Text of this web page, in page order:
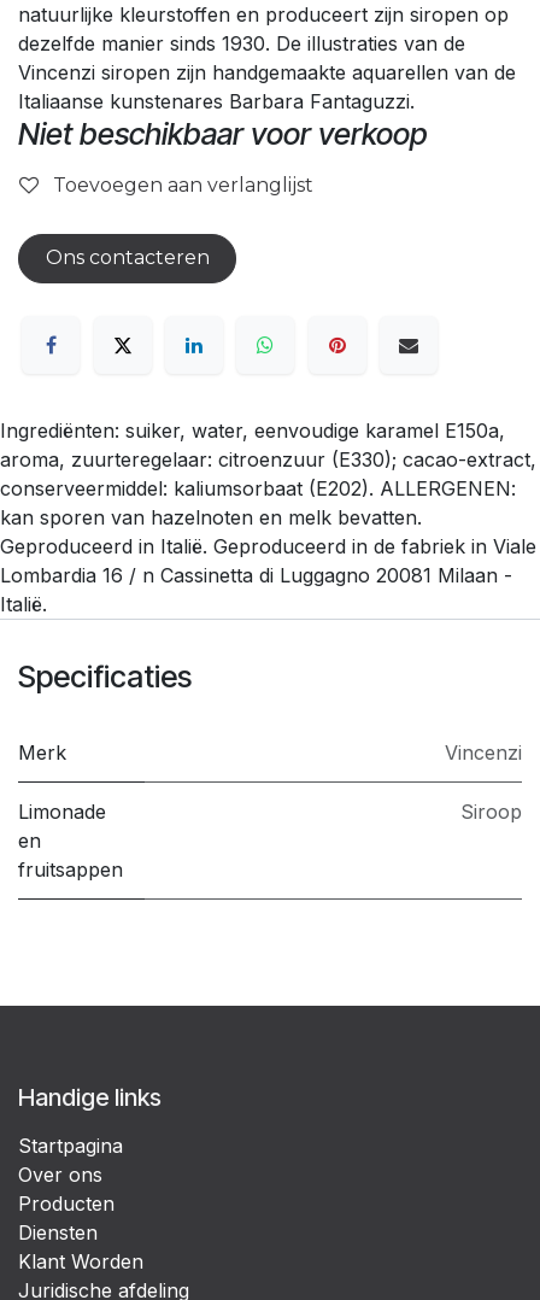
natuurlijke kleurstoffen en produceert zijn siropen op
dezelfde manier sinds 1930. De illustraties van de
Vincenzi siropen zijn handgemaakte aquarellen van de
Italiaanse kunstenares Barbara Fantaguzzi.
Niet beschikbaar voor verkoop
Toevoegen aan verlanglijst
Ons contacteren
Ingrediënten: suiker, water, eenvoudige karamel E150a,
aroma, zuurteregelaar: citroenzuur (E330); cacao-extract,
conserveermiddel: kaliumsorbaat (E202). ALLERGENEN:
kan sporen van hazelnoten en melk bevatten.
Geproduceerd in Italië. Geproduceerd in de fabriek in Viale
Lombardia 16 / n Cassinetta di Luggagno 20081 Milaan -
Italië.
Specificaties
Merk Vincenzi
Limonade
en
fruitsappen
Siroop
Handige links
Startpagina
Over ons
Producten
Diensten
Klant Worden
Juridische afdeling